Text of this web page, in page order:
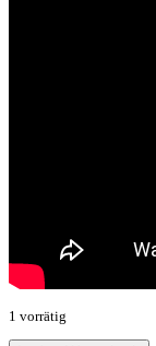
1 vorrätig